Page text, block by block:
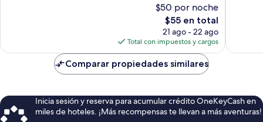
$50 por noche
El
precio
actual
es
de
$55
$55 en total
21 ago - 22 ago
Total con impuestos y cargos
Comparar propiedades similares
Inicia sesión y reserva para acumular crédito OneKeyCash en
miles de hoteles. ¡Más recompensas te llevan a más aventuras!